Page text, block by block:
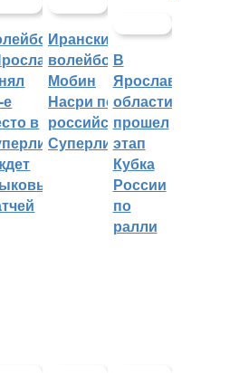
е
в
Иранский
волейболист
Мобин
Насри покинет
российскую
Суперлигу
В
Ярославской
области
прошел
этап
Кубка
России
по
ралли